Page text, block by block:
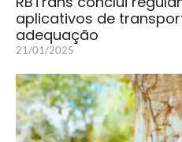
aplicativos de
adequação
21/01/2025